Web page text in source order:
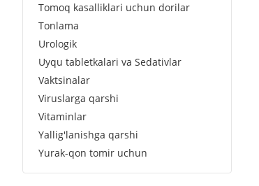
Tomoq kasalliklari uchun dorilar
Tonlama
Urologik
Uyqu tabletkalari va Sedativlar
Vaktsinalar
Viruslarga qarshi
Vitaminlar
Yallig'lanishga qarshi
Yurak-qon tomir uchun